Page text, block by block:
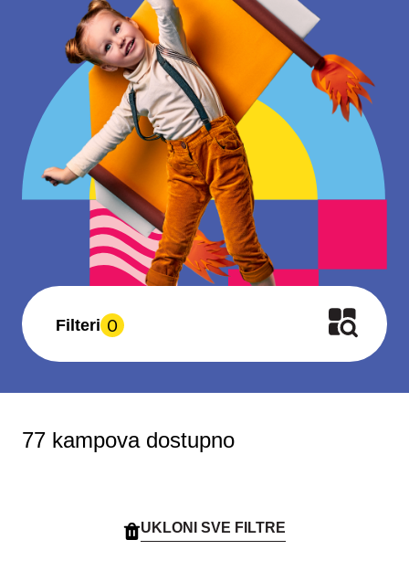
Filteri 0
77 kampova dostupno
UKLONI SVE FILTRE